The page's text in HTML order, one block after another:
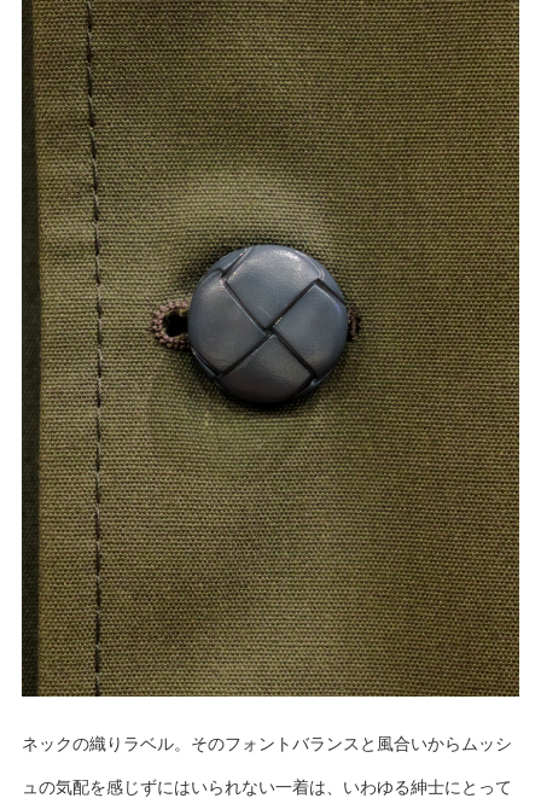
ネックの織りラベル。そのフォントバランスと風合いからムッシ
ュの気配を感じずにはいられない一着は、いわゆる紳士にとって